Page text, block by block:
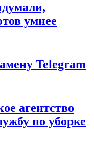
умнее
Telegram
агентство
по уборке